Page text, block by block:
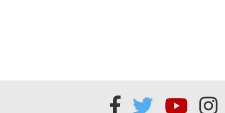
Acessar
Acessar